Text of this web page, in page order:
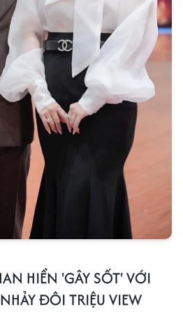
HIỂN 'GÂY SỐT' VỚI
ĐÔI TRIỆU VIEW